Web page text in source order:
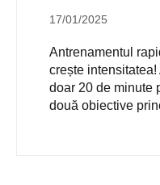
17/01/2025
Antrenamentul
crește
doar 20 de minute
două obiective